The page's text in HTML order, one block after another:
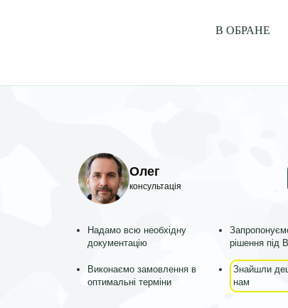
В ОБРАНЕ
Олег
консультація
Надамо всю необхідну
документацію
рішення під
Виконаємо замовлення в
оптимальні терміни
Знайшли
нам